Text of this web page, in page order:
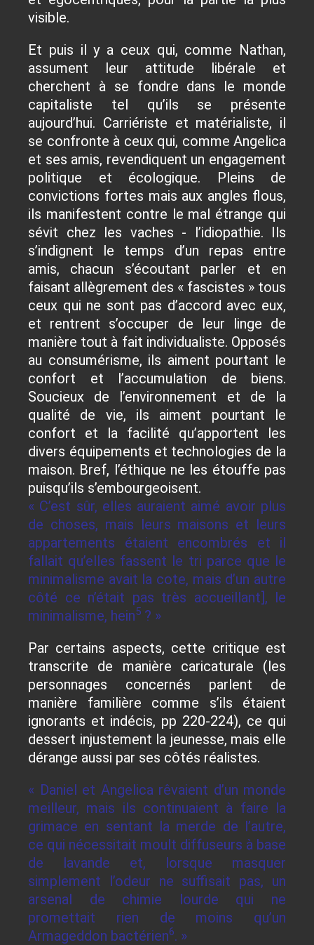
visible.
Et puis il y a ceux qui, comme Nathan,
assument leur attitude libérale et
cherchent à se fondre dans le monde
capitaliste tel qu’ils se présente
aujourd’hui. Carriériste et matérialiste, il
se confronte à ceux qui, comme Angelica
et ses amis, revendiquent un engagement
politique et écologique. Pleins de
convictions fortes mais aux angles flous,
ils manifestent contre le mal étrange qui
sévit chez les vaches - l’idiopathie. Ils
s’indignent le temps d’un repas entre
amis, chacun s’écoutant parler et en
faisant allègrement des « fascistes » tous
ceux qui ne sont pas d’accord avec eux,
et rentrent s’occuper de leur linge de
manière tout à fait individualiste. Opposés
au consumérisme, ils aiment pourtant le
confort et l’accumulation de biens.
Soucieux de l’environnement et de la
qualité de vie, ils aiment pourtant le
confort et la facilité qu’apportent les
divers équipements et technologies de la
maison. Bref, l’éthique ne les étouffe pas
puisqu’ils s’embourgeoisent.
« C’est sûr, elles auraient aimé avoir plus
de choses, mais leurs maisons et leurs
appartements étaient encombrés et il
fallait qu’elles fassent le tri parce que le
minimalisme avait la cote, mais d’un autre
côté ce n’était pas très accueillant], le
minimalisme, hein5 ? »
Par certains aspects, cette critique est
transcrite de manière caricaturale (les
personnages concernés parlent de
manière familière comme s’ils étaient
ignorants et indécis, pp 220-224), ce qui
dessert injustement la jeunesse, mais elle
dérange aussi par ses côtés réalistes.
« Daniel et Angelica rêvaient d’un monde
meilleur, mais ils continuaient à faire la
grimace en sentant la merde de l’autre,
ce qui nécessitait moult diffuseurs à base
de lavande et, lorsque masquer
simplement l’odeur ne suffisait pas, un
arsenal de chimie lourde qui ne
promettait rien de moins qu’un
Armageddon bactérien6. »